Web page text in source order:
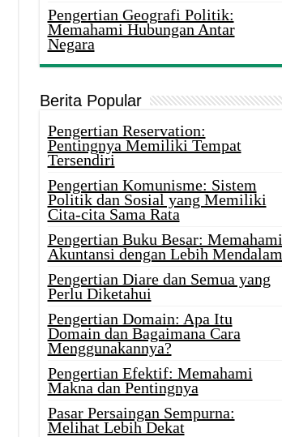
Pengertian Geografi Politik:
Memahami Hubungan Antar
Negara
Berita Popular
Pengertian Reservation:
Pentingnya Memiliki Tempat
Tersendiri
Pengertian Komunisme: Sistem
Politik dan Sosial yang Memiliki
Cita-cita Sama Rata
Pengertian Buku Besar: Memahami
Akuntansi dengan Lebih Mendalam
Pengertian Diare dan Semua yang
Perlu Diketahui
Pengertian Domain: Apa Itu
Domain dan Bagaimana Cara
Menggunakannya?
Pengertian Efektif: Memahami
Makna dan Pentingnya
Pasar Persaingan Sempurna:
Melihat Lebih Dekat